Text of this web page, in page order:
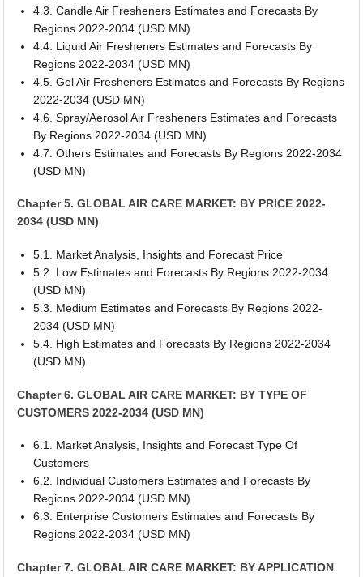
4.3. Candle Air Fresheners Estimates and Forecasts By
Regions 2022-2034 (USD MN)
4.4. Liquid Air Fresheners Estimates and Forecasts By
Regions 2022-2034 (USD MN)
4.5. Gel Air Fresheners Estimates and Forecasts By Regions
2022-2034 (USD MN)
4.6. Spray/Aerosol Air Fresheners Estimates and Forecasts
By Regions 2022-2034 (USD MN)
4.7. Others Estimates and Forecasts By Regions 2022-2034
(USD MN)
Chapter 5. GLOBAL AIR CARE MARKET: BY PRICE 2022-
2034 (USD MN)
5.1. Market Analysis, Insights and Forecast Price
5.2. Low Estimates and Forecasts By Regions 2022-2034
(USD MN)
5.3. Medium Estimates and Forecasts By Regions 2022-
2034 (USD MN)
5.4. High Estimates and Forecasts By Regions 2022-2034
(USD MN)
Chapter 6. GLOBAL AIR CARE MARKET: BY TYPE OF
CUSTOMERS 2022-2034 (USD MN)
6.1. Market Analysis, Insights and Forecast Type Of
Customers
6.2. Individual Customers Estimates and Forecasts By
Regions 2022-2034 (USD MN)
6.3. Enterprise Customers Estimates and Forecasts By
Regions 2022-2034 (USD MN)
Chapter 7. GLOBAL AIR CARE MARKET: BY APPLICATION